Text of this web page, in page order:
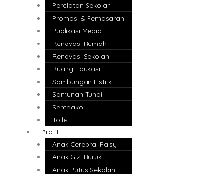
Peralatan Sekolah
Promosi & Pemasaran
Publikasi Media
Renovasi Rumah
Renovasi Sekolah
Ruang Edukasi
Sambungan Listrik
Santunan Tunai
Sembako
Toilet
Profil
Anak Cerebral Palsy
Anak Gizi Buruk
Anak Putus Sekolah